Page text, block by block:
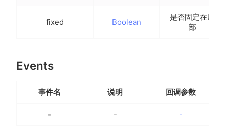
fixed Boolean
是否固定在底
部
Events
事件名 说明 回调参数
- - -